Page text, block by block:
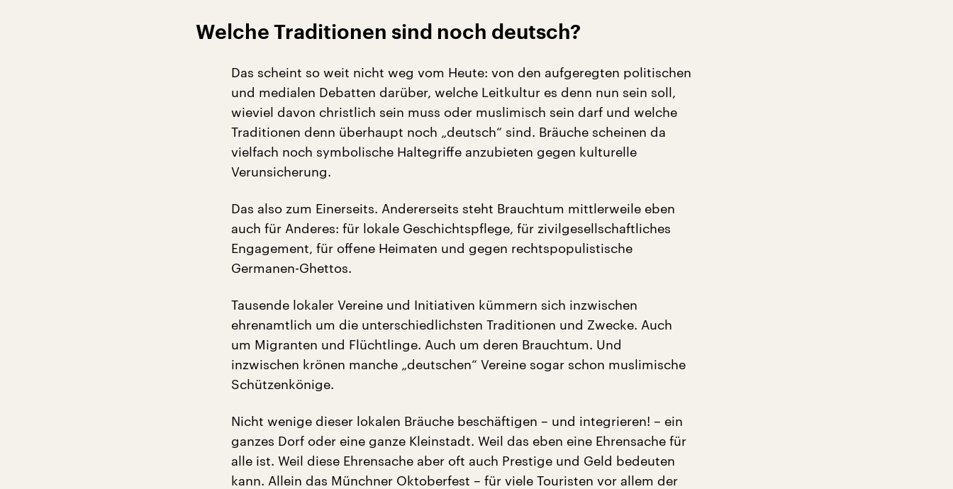
Welche Traditionen sind noch deutsch?
Das scheint so weit nicht weg vom Heute: von den aufgeregten politischen
und medialen Debatten darüber, welche Leitkultur es denn nun sein soll,
wieviel davon christlich sein muss oder muslimisch sein darf und welche
Traditionen denn überhaupt noch „deutsch“ sind. Bräuche scheinen da
vielfach noch symbolische Haltegriffe anzubieten gegen kulturelle
Verunsicherung.
Das also zum Einerseits. Andererseits steht Brauchtum mittlerweile eben
auch für Anderes: für lokale Geschichtspflege, für zivilgesellschaftliches
Engagement, für offene Heimaten und gegen rechtspopulistische
Germanen-Ghettos.
Tausende lokaler Vereine und Initiativen kümmern sich inzwischen
ehrenamtlich um die unterschiedlichsten Traditionen und Zwecke. Auch
um Migranten und Flüchtlinge. Auch um deren Brauchtum. Und
inzwischen krönen manche „deutschen“ Vereine sogar schon muslimische
Schützenkönige.
Nicht wenige dieser lokalen Bräuche beschäftigen – und integrieren! – ein
ganzes Dorf oder eine ganze Kleinstadt. Weil das eben eine Ehrensache für
alle ist. Weil diese Ehrensache aber oft auch Prestige und Geld bedeuten
kann. Allein das Münchner Oktoberfest – für viele Touristen vor allem der